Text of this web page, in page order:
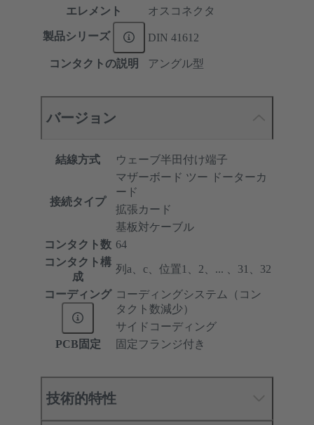
エレメント
オスコネクタ
製品シリーズ DIN 41612
コンタクトの説明 アングル型
バージョン
結線方式 ウェーブ半田付け端子
接続タイプ
マザーボード ツー ドーターカ
ード
拡張カード
基板対ケーブル
コンタクト数 64
コンタクト構
成
列a、c、位置1、2、... 、31、32
コーディング コーディングシステム（コン
タクト数減少）
サイドコーディング
PCB固定
固定フランジ付き
技術的特性